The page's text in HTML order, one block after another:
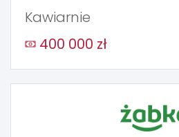
Kawiarnie
400 000 zł